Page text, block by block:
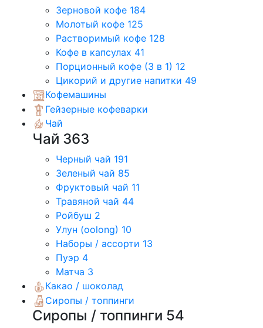
Зерновой кофе 184
Молотый кофе 125
Растворимый кофе 128
Кофе в капсулах 41
Порционный кофе (3 в 1) 12
Цикорий и другие напитки 49
Кофемашины
Гейзерные кофеварки
Чай
Чай 363
Черный чай 191
Зеленый чай 85
Фруктовый чай 11
Травяной чай 44
Ройбуш 2
Улун (oolong) 10
Наборы / ассорти 13
Пуэр 4
Матча 3
Какао / шоколад
Сиропы / топпинги
Сиропы / топпинги 54